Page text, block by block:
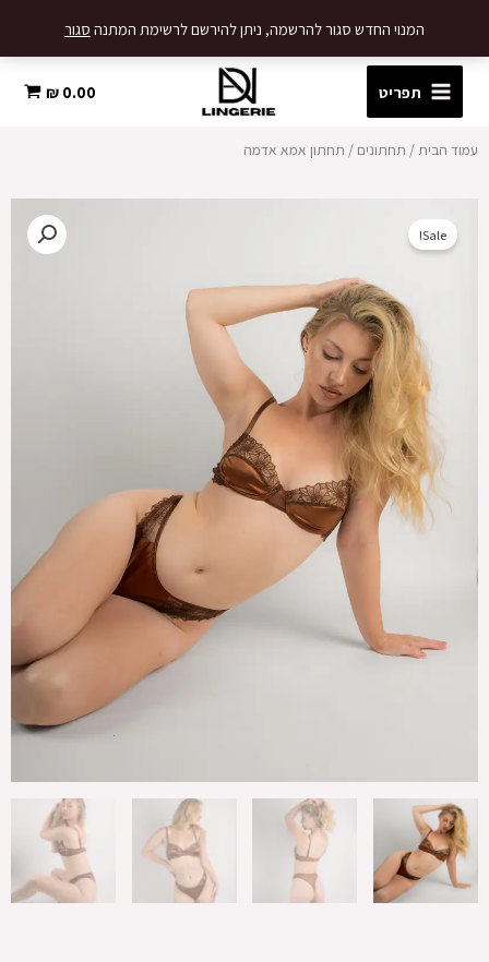
המנוי החדש סגור להרשמה, ניתן להירשם לרשימת המתנה סגור
תפריט 0.00
₪
עמוד הבית/ תחתונים / תחתון אמא אדמה
Sale!